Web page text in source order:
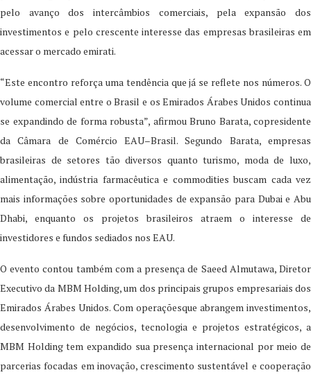
pelo avanço dos intercâmbios comerciais, pela expansão dos
investimentos e pelo crescente interesse das empresas brasileiras em
acessar o mercado emirati.
“Este encontro reforça uma tendência que já se reflete nos números. O
volume comercial entre o Brasil e os Emirados Árabes Unidos continua
se expandindo de forma robusta”, afirmou Bruno Barata, copresidente
da Câmara de Comércio EAU–Brasil. Segundo Barata, empresas
brasileiras de setores tão diversos quanto turismo, moda de luxo,
alimentação, indústria farmacêutica e commodities buscam cada vez
mais informações sobre oportunidades de expansão para Dubai e Abu
Dhabi, enquanto os projetos brasileiros atraem o interesse de
investidores e fundos sediados nos EAU.
O evento contou também com a presença de Saeed Almutawa, Diretor
Executivo da MBM Holding, um dos principais grupos empresariais dos
Emirados Árabes Unidos. Com operaçõesque abrangem investimentos,
desenvolvimento de negócios, tecnologia e projetos estratégicos, a
MBM Holding tem expandido sua presença internacional por meio de
parcerias focadas em inovação, crescimento sustentável e cooperação